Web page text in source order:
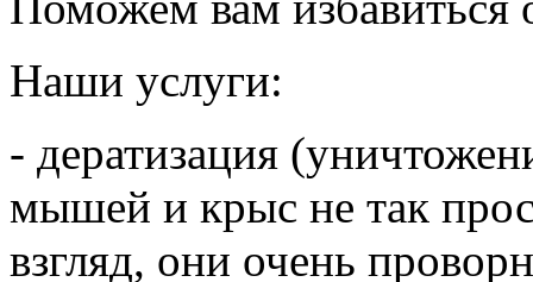
Наши услуги:
- дератизация
мышей и крыс не так
взгляд, они очень